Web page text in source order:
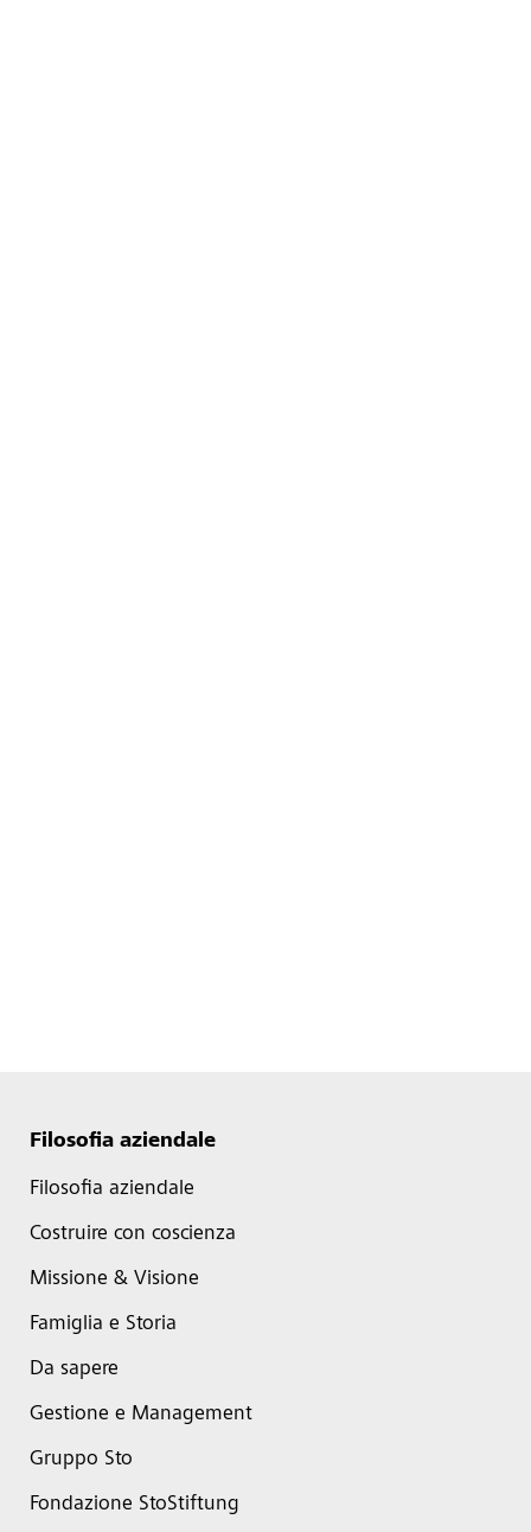
Filosofia aziendale
Filosofia aziendale
Costruire con coscienza
Missione & Visione
Famiglia e Storia
Da sapere
Gestione e Management
Gruppo Sto
Fondazione StoStiftung